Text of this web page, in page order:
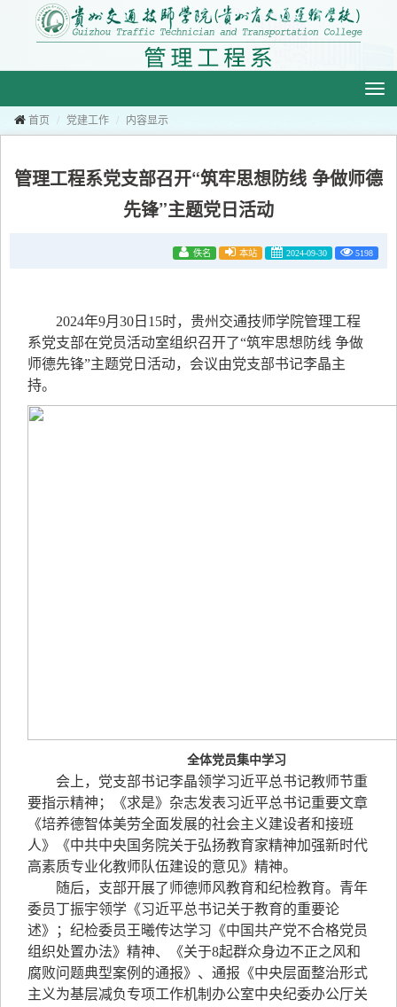
切
换
导
首页 党建工作 内容显示
管理工程系党支部召开“筑牢思想防线 争做师德
先锋”主题党日活动
佚名 本站 2024-09-30 5198
2024年9月30日15时，贵州交通技师学院管理工程
系党支部在党员活动室组织召开了“筑牢思想防线 争做
师德先锋”主题党日活动，会议由党支部书记李晶主
持。
全体党员集中学习
会上，党支部书记李晶领学习近平总书记教师节重
要指示精神；《求是》杂志发表习近平总书记重要文章
《培养德智体美劳全面发展的社会主义建设者和接班
人》《中共中央国务院关于弘扬教育家精神加强新时代
高素质专业化教师队伍建设的意见》精神。
随后，支部开展了师德师风教育和纪检教育。青年
委员丁振宇领学《习近平总书记关于教育的重要论
述》；纪检委员王曦传达学习《中国共产党不合格党员
组织处置办法》精神、《关于8起群众身边不正之风和
腐败问题典型案例的通报》、通报《中央层面整治形式
主义为基层减负专项工作机制办公室中央纪委办公厅关